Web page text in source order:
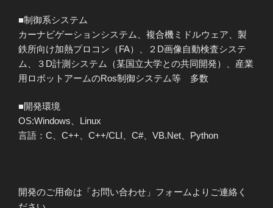
■制御系システム
カーナビゲーションシステム、複合機ミドルウェア、製
鉄所向け加熱プロコン（FA）、２D画像自動検査システ
ム、３D計測システム（某国立大学との共同開発）、産業
用ロボットアームのRos制御システム等 多数
■開発環境
OS:Windows、Linux
言語：C、C++、C++/CLI、C#、VB.Net、Python
開発のご用命は「お問い合わせ」フォームよりご連絡く